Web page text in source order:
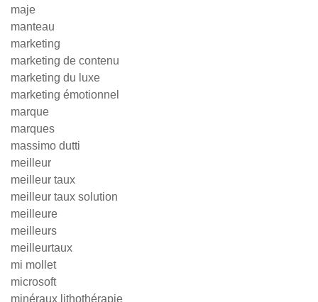
maje
manteau
marketing
marketing de contenu
marketing du luxe
marketing émotionnel
marque
marques
massimo dutti
meilleur
meilleur taux
meilleur taux solution
meilleure
meilleurs
meilleurtaux
mi mollet
microsoft
minéraux lithothérapie